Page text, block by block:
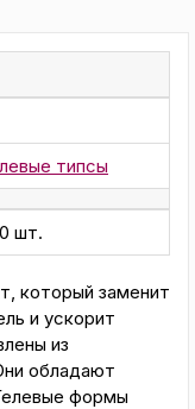
типсы
шт.
который заменит
и ускорит
из
обладают
формы